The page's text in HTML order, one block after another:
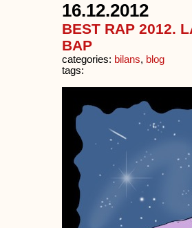
16.12.2012
BEST RAP 2012.
BAP
categories: bilans, blog
tags: